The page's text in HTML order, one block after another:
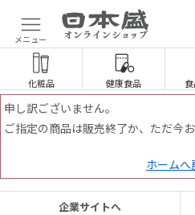
メニュー
化粧品 健康食品
申し訳ございません。
ご指定の商品は販売終了か、ただ今
ホームへ
企業サイトへ